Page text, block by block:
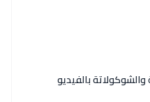
بالفيديو